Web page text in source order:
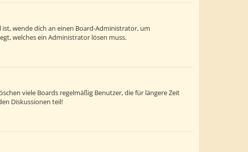
wende dich an einen Board-Administrator, um
welches ein Administrator lösen muss.
viele Boards regelmäßig Benutzer, die für längere Zeit
Diskussionen teil!